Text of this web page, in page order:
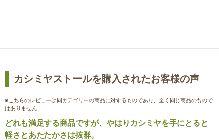
カシミヤストールを購入されたお客様の声
※こちらのレビューは同カテゴリーの商品に対するものであり、全く同じ商品のもので
はありません
どれも満足する商品ですが、やはりカシミヤを手にとると
軽さとあたたかさは抜群。